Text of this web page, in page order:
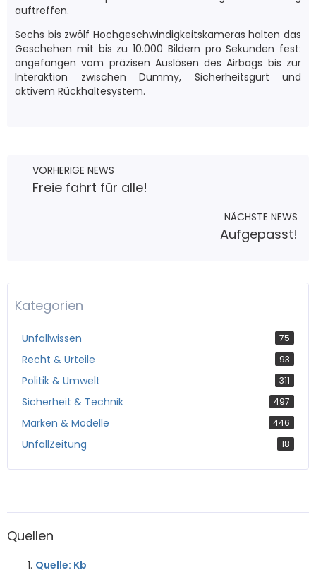
auftreffen.
Sechs bis zwölf Hochgeschwindigkeitskameras halten das
Geschehen mit bis zu 10.000 Bildern pro Sekunden fest:
angefangen vom präzisen Auslösen des Airbags bis zur
Interaktion zwischen Dummy, Sicherheitsgurt und
aktivem Rückhaltesystem.
VORHERIGE NEWS
Freie fahrt für alle!
NÄCHSTE NEWS
Aufgepasst!
Kategorien
Unfallwissen 75
Recht & Urteile 93
Politik & Umwelt 311
Sicherheit & Technik 497
Marken & Modelle 446
UnfallZeitung 18
Quellen
Quelle: Kb